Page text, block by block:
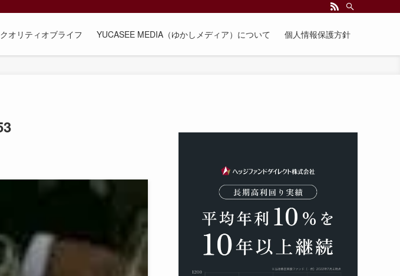
クオリティオブライフ YUCASEE MEDIA（ゆかしメディア）について 個人情報保護方針